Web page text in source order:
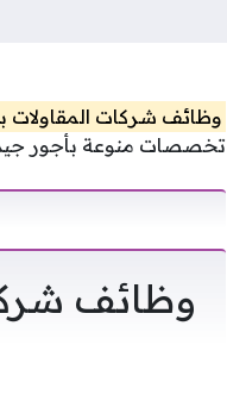
وظائف شركات المقاولات
تخصصات منوعة بأجور
وظائف